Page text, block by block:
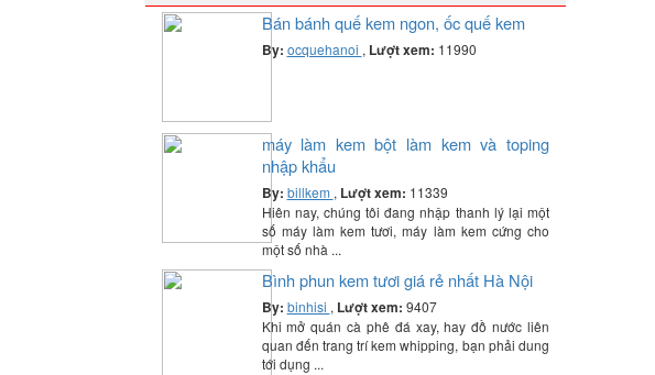
Bán bánh quế kem ngon, ốc quế kem
By: ocquehanoi , Lượt xem: 11990
máy làm kem bột làm kem và toping
nhập khẩu
By: billkem , Lượt xem: 11339
Hiên nay, chúng tôi đang nhập thanh lý lại một
số máy làm kem tươi, máy làm kem cứng cho
một số nhà ...
Bình phun kem tươi giá rẻ nhất Hà Nội
By: binhisi , Lượt xem: 9407
Khi mở quán cà phê đá xay, hay đồ nước liên
quan đến trang trí kem whipping, bạn phải dung
tới dụng ...